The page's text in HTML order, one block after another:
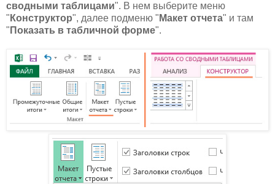
сводными таблицами". В нем выберите меню
" Конструктор", далее подменю " Макет отчета" и там
" Показать в табличной форме".